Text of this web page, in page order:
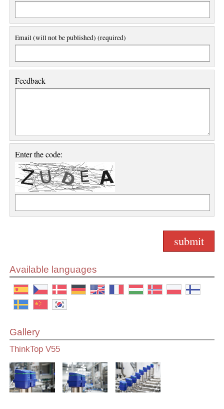
Email (will not be published) (required)
Feedback
Enter the code:
Available languages
Gallery
ThinkTop V55